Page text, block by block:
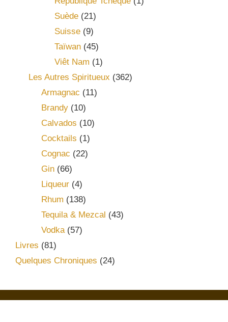
Suède(21)
Suisse(9)
Taïwan(45)
Viêt Nam (1)
Les Autres Spiritueux (362)
Armagnac (11)
Brandy (10)
Calvados (10)
Cocktails (1)
Cognac (22)
Gin (66)
Liqueur (4)
Rhum (138)
Tequila & Mezcal (43)
Vodka(57)
Livres (81)
Quelques Chroniques (24)